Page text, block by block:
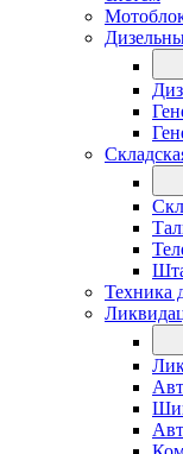
Техника